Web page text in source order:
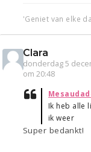
'Geniet van elke
Clara
donderdag 5
om 20:48
Ik heb alle
ik weer
Super bedankt!